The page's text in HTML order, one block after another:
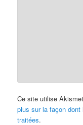
Ce site utilise
plus sur la façon
traitées.